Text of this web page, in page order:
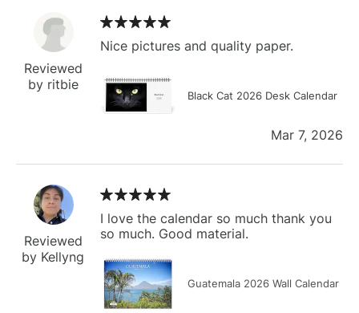
Reviewed
by ritbie
Nice pictures and quality paper.
Black Cat 2026 Desk Calendar
Mar 7, 2026
Reviewed
by Kellyng
I love the calendar so much thank you
so much. Good material.
Guatemala 2026 Wall Calendar